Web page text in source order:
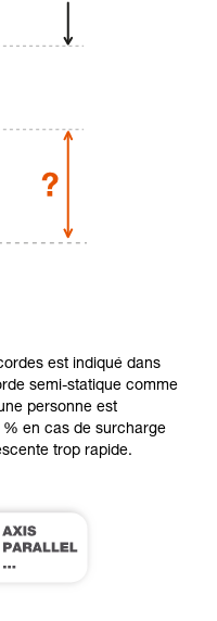
est indiqué dans
semi-statique comme
personne est
% en cas de surcharge
trop rapide.